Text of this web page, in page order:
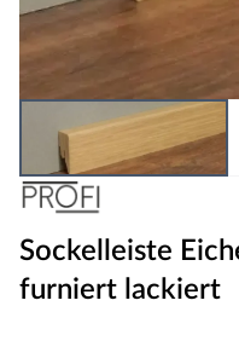
Sockelleiste
furniert lackiert